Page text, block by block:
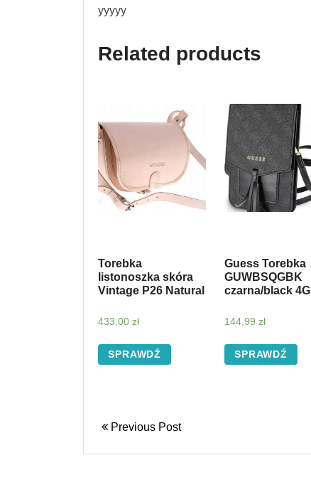
yyyyy
Related products
Torebka
listonoszka skóra
Vintage P26 Natural
433,00 zł
SPRAWDŹ
Guess Torebka
GUWBSQGBK
czarna/black 4G
144,99 zł
SPRAWDŹ
Previous Post